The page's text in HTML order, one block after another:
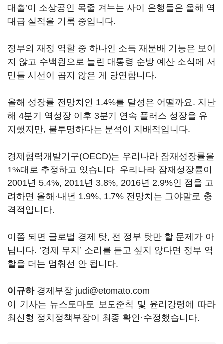
대출’이 소상공인 목줄 겨누는 사이 은행들은 올해 역
대급 실적을 기록 중입니다.
정부의 재정 역할 중 하나인 소득 재분배 기능은 보이
지 않고 수백원으로 늘린 대통령 순방 예산 소식에 서
민들 시선이 곱지 않은 게 당연합니다.
올해 성장률 전망치인 1.4%를 달성은 어떨까요. 지난
해 4분기 역성장 이후 3분기 연속 플러스 성장을 유
지했지만, 불투명하다는 분석이 지배적입니다.
경제협력개발기구(OECD)는 우리나라 잠재성장률을
1%대로 추정하고 있습니다. 우리나라 잠재성장률이
2001년 5.4%, 2011년 3.8%, 2016년 2.9%인 점을 고
려하면 올해·내년 1.9%, 1.7% 전망치는 그야말로 충
격적입니다.
이쯤 되면 글로벌 경제 탓, 전 정부 탓만 할 문제가 아
닙니다. ‘경제 무지’ 소리를 듣고 싶지 않다면 정부 역
할을 더는 멈춰선 안 됩니다.
이규하경제부장 judi@etomato.com
이 기사는 뉴스토마토 보도준칙 및 윤리강령에 따라
최신형 정치정책부장이 최종 확인·수정했습니다.